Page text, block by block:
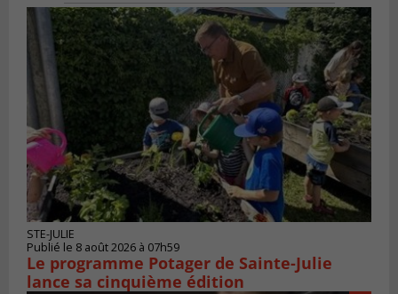
STE-JULIE
Publié le 8 août 2026 à 07h59
Le programme Potager de Sainte-Julie
lance sa cinquième édition